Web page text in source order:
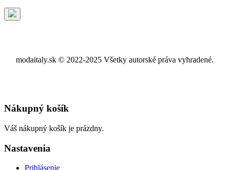
modaitaly.sk © 2022-2025 Všetky autorské práva vyhradené.
Nákupný košík
Váš nákupný košík je prázdny.
Nastavenia
Prihlásenie